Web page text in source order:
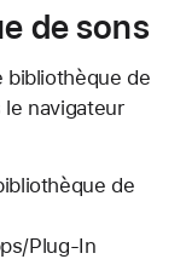
de sons
bibliothèque de
navigateur
de
Plug-In